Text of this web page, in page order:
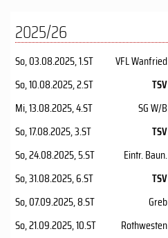
2025/26
So, 03.08.2025, 1.ST VFL Wanfried
So, 10.08.2025, 2.ST TSV
Mi, 13.08.2025, 4.ST SG W/B
So, 17.08.2025, 3.ST TSV
So, 24.08.2025, 5.ST Eintr. Baun.
So, 31.08.2025, 6.ST TSV
So, 07.09.2025, 8.ST Greb
So, 21.09.2025, 10.ST Rothwesten